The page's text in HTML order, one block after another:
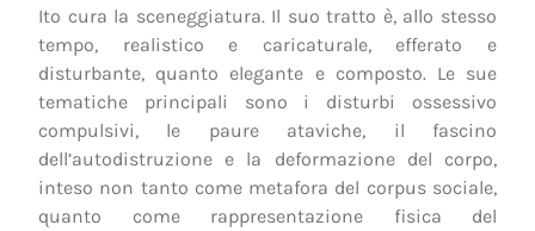
Ito cura la sceneggiatura. Il suo tratto è, allo stesso
tempo, realistico e caricaturale, efferato e
disturbante, quanto elegante e composto. Le sue
tematiche principali sono i disturbi ossessivo
compulsivi, le paure ataviche, il fascino
dell’autodistruzione e la deformazione del corpo,
inteso non tanto come metafora del corpus sociale,
quanto come rappresentazione fisica del